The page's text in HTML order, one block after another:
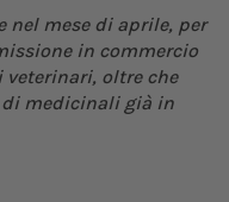
nel mese di aprile, per
in commercio
oltre che
medicinali già in